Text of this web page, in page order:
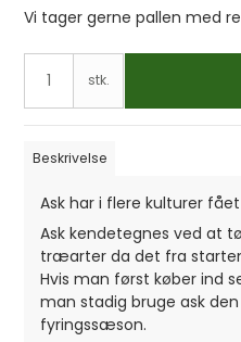
Vi tager gerne pallen med
stk.
Beskrivelse
Ask har i flere kulturer
Ask kendetegnes ved at
træarter da det fra
Hvis man først køber ind
man stadig bruge ask
fyringssæson.